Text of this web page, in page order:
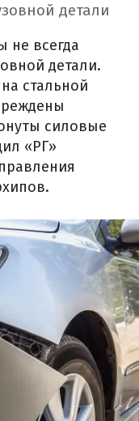
детали
не всегда
детали.
стальной
силовые
«РГ»